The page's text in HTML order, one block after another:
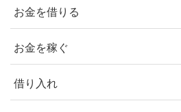
お金を借りる
お金を稼ぐ
借り入れ